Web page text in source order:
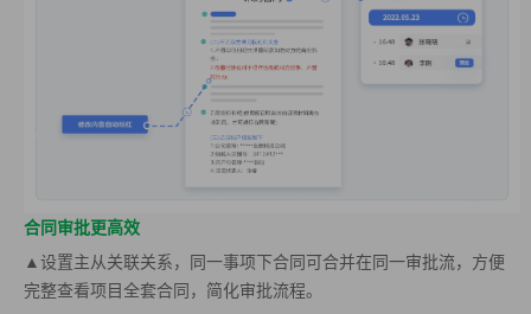
合同审批更高效
▲设置主从关联关系，同一事项下合同可合并在同一审批流，方便
完整查看项目全套合同，简化审批流程。